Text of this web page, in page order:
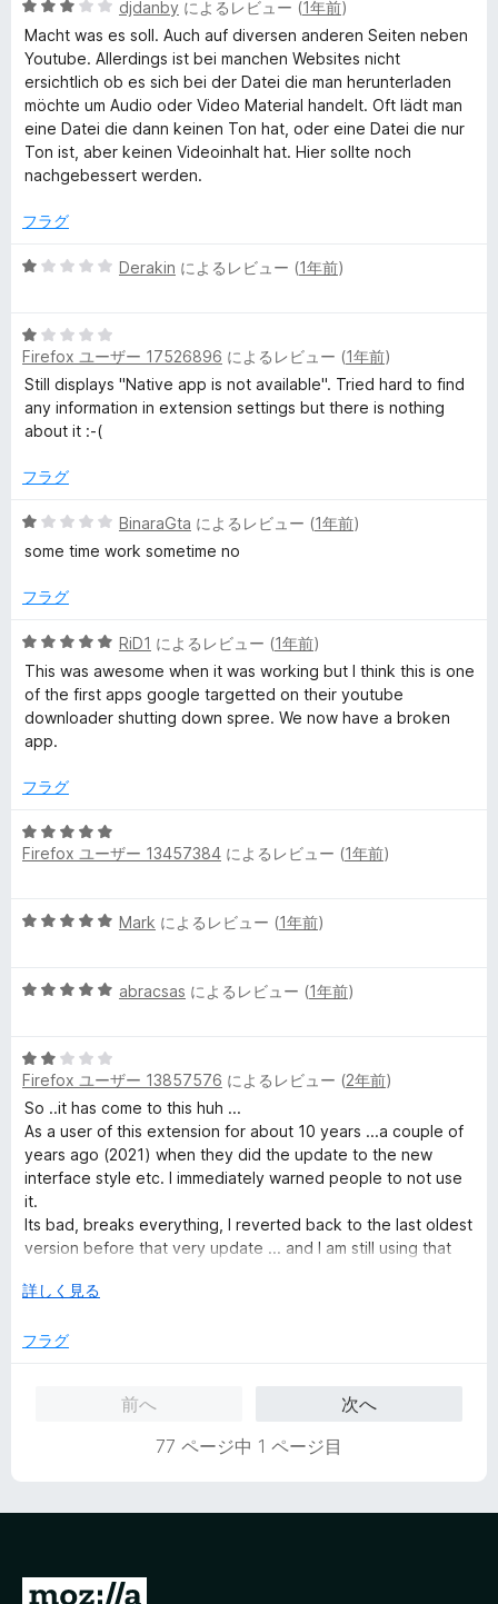
中
1
の
評
価
5
段
階
中
3
の
評
価
djdanby によるレビュー (1年前)
Macht was es soll. Auch auf diversen anderen Seiten neben
Youtube. Allerdings ist bei manchen Websites nicht
ersichtlich ob es sich bei der Datei die man herunterladen
möchte um Audio oder Video Material handelt. Oft lädt man
eine Datei die dann keinen Ton hat, oder eine Datei die nur
Ton ist, aber keinen Videoinhalt hat. Hier sollte noch
nachgebessert werden.
フラグ
5
中
1
の
評
価
Derakin によるレビュー (1年前)
5
段
階
中
1
評
Firefox ユーザー 17526896 によるレビュー (1年前)
Still displays "Native app is not available". Tried hard to find
any information in extension settings but there is nothing
about it :-(
フラグ
5
段
中
の
評
BinaraGta によるレビュー (1年前)
some time work sometime no
フラグ
5
段
階
中
5
評
RiD1 によるレビュー (1年前)
This was awesome when it was working but I think this is one
of the first apps google targetted on their youtube
downloader shutting down spree. We now have a broken
app.
フラグ
5
段
5
価
Firefox ユーザー 13457384 によるレビュー (1年前)
5
中
評
価
Mark によるレビュー (1年前)
5
中
5
の
評
価
abracsas によるレビュー (1年前)
5
段
階
中
2
の
評
価
Firefox ユーザー 13857576 によるレビュー (2年前)
So ..it has come to this huh ...
As a user of this extension for about 10 years ...a couple of
years ago (2021) when they did the update to the new
interface style etc. I immediately warned people to not use
it.
Its bad, breaks everything, I reverted back to the last oldest
version before that very update ... and I am still using that
I find that it still works good and better then any later
I also see some people asking for the native app but can't
find any. I still have it.
Firefox and the matching native app.
広
て
詳しく見る
フラグ
前へ
次へ
77 ページ中 1 ページ目
M